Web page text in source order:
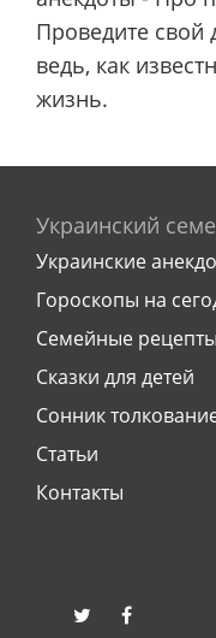
Проведите свой
ведь, как
жизнь.
Украинский
Украинские
Гороскопы на
Семейные рецепты
Сказки для детей
Сонник
Статьи
Контакты
twitter